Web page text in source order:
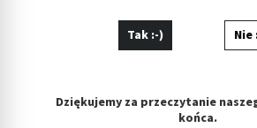
Tak :-) Nie
Dziękujemy za przeczytanie
końca.